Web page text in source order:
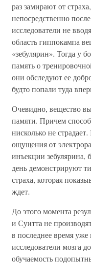
раз замирают от
непосредственно
исследователи не
область гиппокампа
«зебулярин». Тогда у
память о
они обследуют ее
будто попали туда
Очевидно, вещество
памяти. Причем
нисколько не
ощущения от
инъекции
день демонстрируют
страха, которая
ждет.
До этого момента
и Суитта не
в последнее время
исследователи мозга
обучаемость